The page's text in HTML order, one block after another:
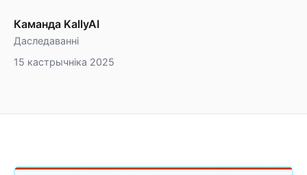
Каманда KallyAI
Даследаванні
15 кастрычніка 2025